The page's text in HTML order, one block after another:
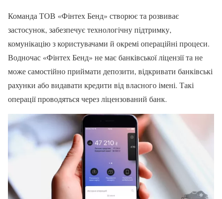
Команда ТОВ «Фінтех Бенд» створює та розвиває
застосунок, забезпечує технологічну підтримку,
комунікацію з користувачами й окремі операційні процеси.
Водночас «Фінтех Бенд» не має банківської ліцензії та не
може самостійно приймати депозити, відкривати банківські
рахунки або видавати кредити від власного імені. Такі
операції проводяться через ліцензований банк.